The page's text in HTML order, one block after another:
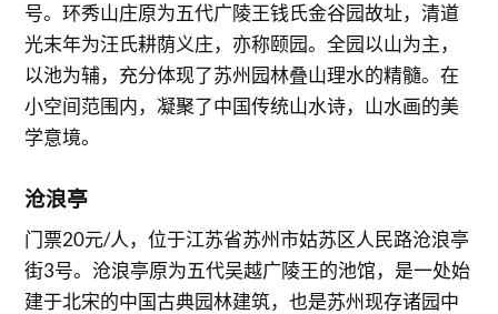
号。环秀山庄原为五代广陵王钱氏金谷园故址，清道
光末年为汪氏耕荫义庄，亦称颐园。全园以山为主，
以池为辅，充分体现了苏州园林叠山理水的精髓。在
小空间范围内，凝聚了中国传统山水诗，山水画的美
学意境。
沧浪亭
门票20元/人，位于江苏省苏州市姑苏区人民路沧浪亭
街3号。沧浪亭原为五代吴越广陵王的池馆，是一处始
建于北宋的中国古典园林建筑，也是苏州现存诸园中